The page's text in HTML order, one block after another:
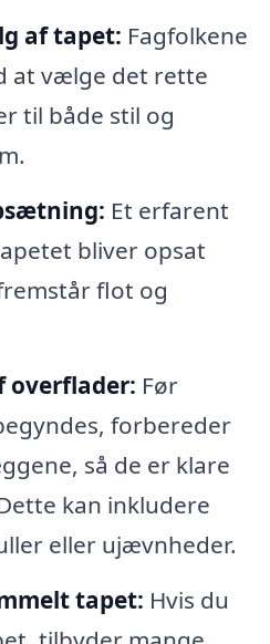
af tapet: Fagfolkene
at vælge det rette
til både stil og
Et erfarent
bliver opsat
flot og
overflader: Før
forbereder
så de er klare
kan inkludere
eller ujævnheder.
tapet: Hvis du